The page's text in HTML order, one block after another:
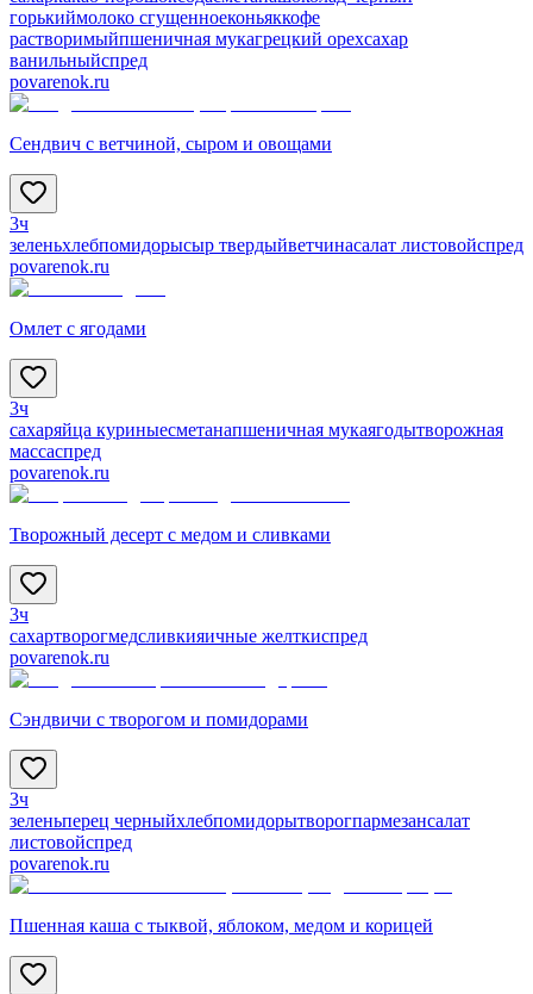
горькиймолоко сгущенноеконьяккофе
растворимыйпшеничная мукагрецкий орехсахар
ванильныйспред
povarenok.ru
Сендвич с ветчиной, сыром и овощами
3ч
зеленьхлебпомидорысыр твердыйветчинасалат листовойспред
povarenok.ru
Омлет с ягодами
3ч
сахаряйца куриныесметанапшеничная мукаягодытворожная
массаспред
povarenok.ru
Творожный десерт с медом и сливками
3ч
сахартворогмедсливкияичные желткиспред
povarenok.ru
Сэндвичи с творогом и помидорами
3ч
зеленьперец черныйхлебпомидорытворогпармезансалат
листовойспред
povarenok.ru
Пшенная каша с тыквой, яблоком, медом и корицей